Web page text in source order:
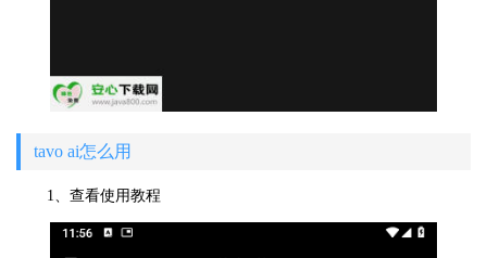
tavo ai怎么用
1、查看使用教程